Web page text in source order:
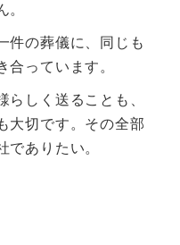
。
件の葬儀に、同じも
合っています。
らしく送ることも、
大切です。その全部
でありたい。